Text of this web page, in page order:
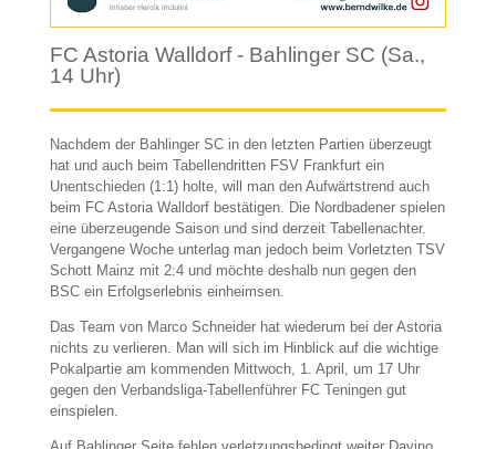
FC Astoria Walldorf - Bahlinger SC (Sa.,
14 Uhr)
Nachdem der Bahlinger SC in den letzten Partien überzeugt
hat und auch beim Tabellendritten FSV Frankfurt ein
Unentschieden (1:1) holte, will man den Aufwärtstrend auch
beim FC Astoria Walldorf bestätigen. Die Nordbadener spielen
eine überzeugende Saison und sind derzeit Tabellenachter.
Vergangene Woche unterlag man jedoch beim Vorletzten TSV
Schott Mainz mit 2:4 und möchte deshalb nun gegen den
BSC ein Erfolgserlebnis einheimsen.
Das Team von Marco Schneider hat wiederum bei der Astoria
nichts zu verlieren. Man will sich im Hinblick auf die wichtige
Pokalpartie am kommenden Mittwoch, 1. April, um 17 Uhr
gegen den Verbandsliga-Tabellenführer FC Teningen gut
einspielen.